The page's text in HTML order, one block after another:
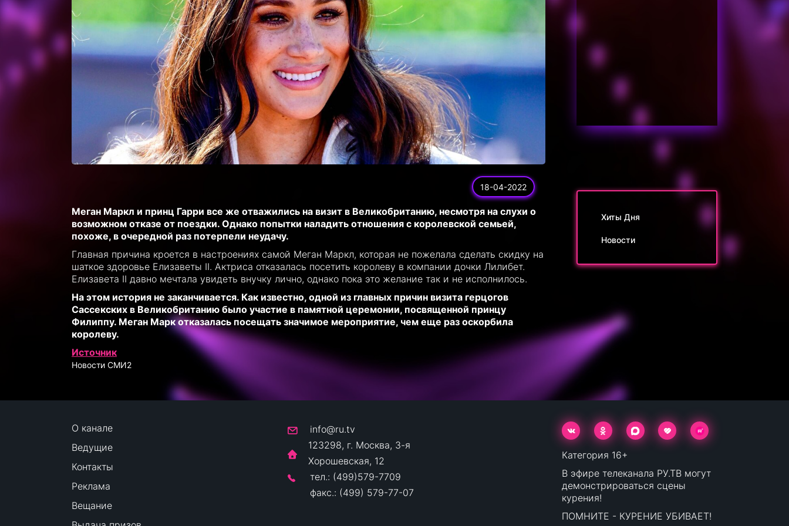
18-04-2022
Меган Маркл и принц Гарри все же отважились на визит в Великобританию, несмотря на слухи о
возможном отказе от поездки. Однако попытки наладить отношения с королевской семьей,
похоже, в очередной раз потерпели неудачу.
Главная причина кроется в настроениях самой Меган Маркл, которая не пожелала сделать скидку на
шаткое здоровье Елизаветы II. Актриса отказалась посетить королеву в компании дочки Лилибет.
Елизавета II давно мечтала увидеть внучку лично, однако пока это желание так и не исполнилось.
На этом история не заканчивается. Как известно, одной из главных причин визита герцогов
Сассекских в Великобританию было участие в памятной церемонии, посвященной принцу
Филиппу. Меган Марк отказалась посещать значимое мероприятие, чем еще раз оскорбила
королеву.
Источник
Новости СМИ2
Хиты Дня
Новости
О канале
Ведущие
Контакты
Реклама
Вещание
info@ru.tv
123298, г. Москва, 3-я
Хорошевская, 12
тел.: (499)579-7709
факс.: (499) 579-77-07
Категория 16+
В эфире телеканала РУ.ТВ могут
демонстрироваться сцены
курения!
ПОМНИТЕ - КУРЕНИЕ УБИВАЕТ!